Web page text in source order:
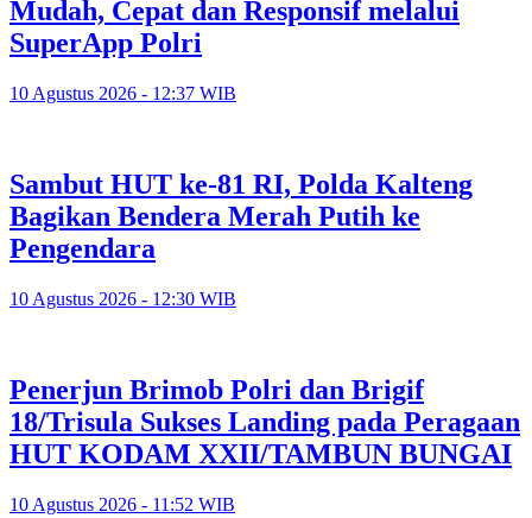
Mudah, Cepat dan Responsif melalui
SuperApp Polri
10 Agustus 2026 - 12:37 WIB
Sambut HUT ke-81 RI, Polda Kalteng
Bagikan Bendera Merah Putih ke
Pengendara
10 Agustus 2026 - 12:30 WIB
Penerjun Brimob Polri dan Brigif
18/Trisula Sukses Landing pada Peragaan
HUT KODAM XXII/TAMBUN BUNGAI
10 Agustus 2026 - 11:52 WIB